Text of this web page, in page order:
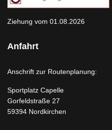
Ziehung vom 01.08.2026
Anfahrt
Anschrift zur Routenplanung:
Sportplatz Capelle
Gorfeldstraße 27
59394 Nordkirchen